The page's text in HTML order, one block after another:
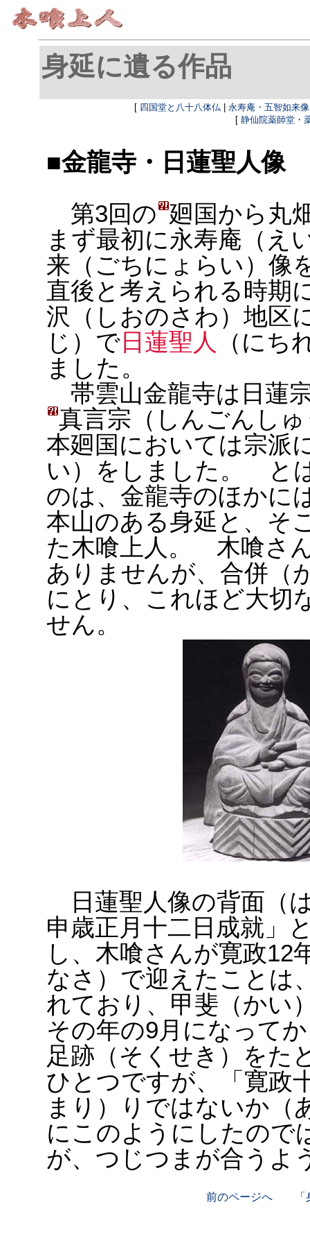
身延に遺る作品
[ 四国堂と八十八体仏| 永寿庵・五智如来像
[ 静仙院薬師堂・
■金龍寺・日蓮聖人像
第3回の 廻 国から丸
まず最初に永寿庵（え
来（ごちにょらい）
直後と考えられる時期
沢（しおのさわ）地区
じ）で日蓮聖人
（にち
ました。
帯雲山金龍寺は日蓮
真言宗（しんごんし
本廻国においては宗派
い）をしました。 と
のは、金龍寺のほか
本山のある身延と、そ
た木喰上人。 木喰さ
ありませんが、合併（
にとり、これほど大切
せん。
日蓮聖人像の背面（
申歳正月十二日成就
し、木喰さんが寛政12
なさ）で迎えたことは
れており、甲斐（かい
その年の9月になって
足跡（そくせき）をた
ひとつですが、「寛政
まり）りではないか（
にこのようにしたので
が、つじつまが合うよ
前のページへ